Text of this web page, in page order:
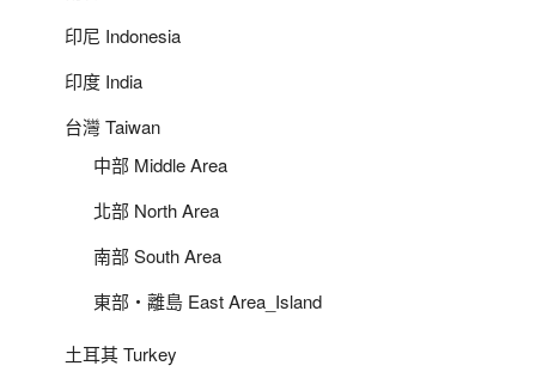
印尼 Indonesia
印度 India
台灣 Taiwan
中部 Middle Area
北部 North Area
南部 South Area
東部‧離島 East Area_Island
土耳其 Turkey